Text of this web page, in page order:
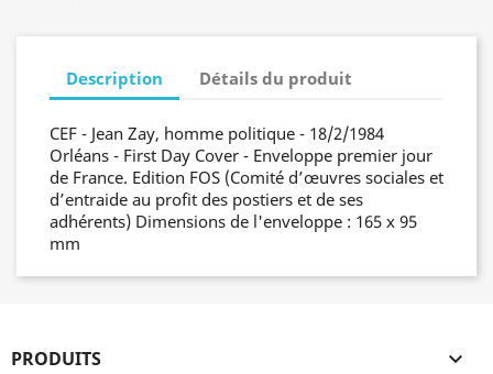
Description Détails du produit
CEF - Jean Zay, homme politique - 18/2/1984
Orléans - First Day Cover - Enveloppe premier jour
de France. Edition FOS (Comité d’œuvres sociales et
d’entraide au profit des postiers et de ses
adhérents) Dimensions de l'enveloppe : 165 x 95
mm
PRODUITS 